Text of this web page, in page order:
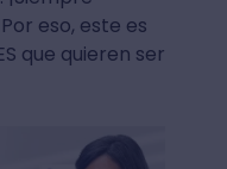
eso, este es
que quieren ser